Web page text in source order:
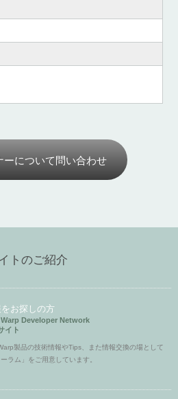
ーについて問い合わせ
トのご紹介
お探しの方
Warp Developer Network
イト
製品の技術情報やTips、また情報交換の場として
ーラム」をご用意しています。